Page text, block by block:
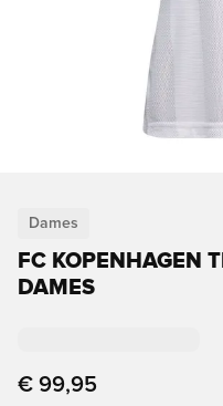
Dames
FC KOPENHAGEN
DAMES
€ 99,95